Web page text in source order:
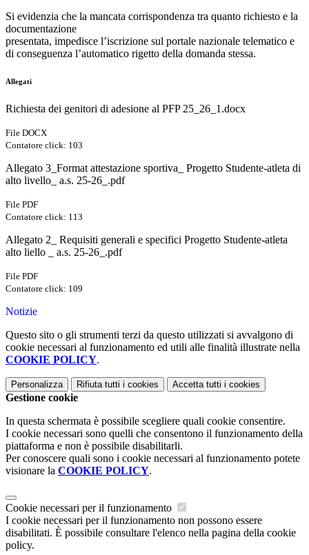
Si evidenzia che la mancata corrispondenza tra quanto richiesto e la
documentazione
presentata, impedisce l’iscrizione sul portale nazionale telematico e
di conseguenza l’automatico rigetto della domanda stessa.
Allegati
Richiesta dei genitori di adesione al PFP 25_26_1.docx
File DOCX
Contatore click: 103
Allegato 3_Format attestazione sportiva_ Progetto Studente-atleta di
alto livello_ a.s. 25-26_.pdf
File PDF
Contatore click: 113
Allegato 2_ Requisiti generali e specifici Progetto Studente-atleta
alto liello _ a.s. 25-26_.pdf
File PDF
Contatore click: 109
Notizie
Questo sito o gli strumenti terzi da questo utilizzati si avvalgono di
cookie necessari al funzionamento ed utili alle finalità illustrate nella
COOKIE POLICY.
Personalizza Rifiuta tutti i cookies Accetta tutti i cookies
Gestione cookie
In questa schermata è possibile scegliere quali cookie consentire.
I cookie necessari sono quelli che consentono il funzionamento della
piattaforma e non è possibile disabilitarli.
Per conoscere quali sono i cookie necessari al funzionamento potete
visionare la COOKIE POLICY.
Cookie necessari per il funzionamento
I cookie necessari per il funzionamento non possono essere
disabilitati. È possibile consultare l'elenco nella pagina della cookie
policy.